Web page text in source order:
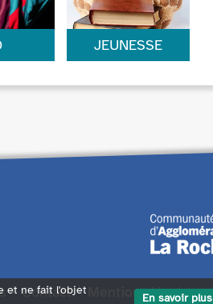
jazz,
JEUNESSE
les 0-12 ans ?
Contact Mentions légales
et ne fait l'objet
En savoir plus